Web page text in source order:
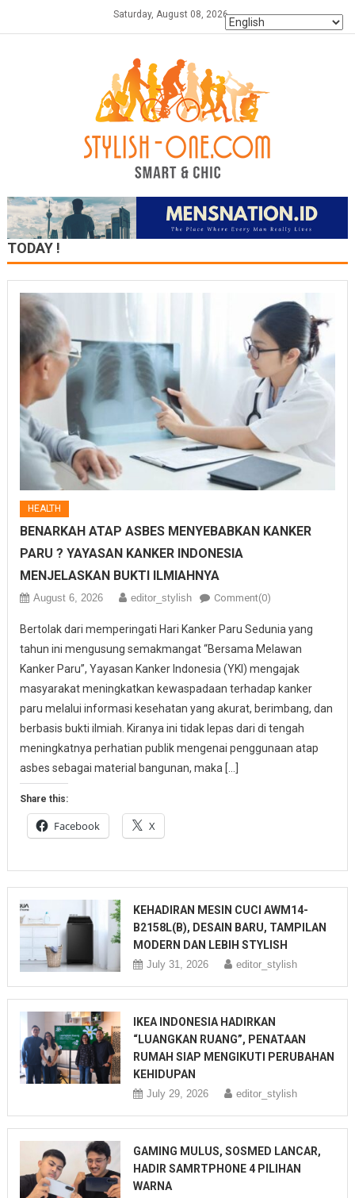
Saturday, August 08, 2026
TODAY !
HEALTH
BENARKAH ATAP ASBES MENYEBABKAN KANKER
PARU ? YAYASAN KANKER INDONESIA
MENJELASKAN BUKTI ILMIAHNYA
August 6, 2026 editor_stylish Comment(0)
Bertolak dari memperingati Hari Kanker Paru Sedunia yang
tahun ini mengusung semakmangat “Bersama Melawan
Kanker Paru”, Yayasan Kanker Indonesia (YKI) mengajak
masyarakat meningkatkan kewaspadaan terhadap kanker
paru melalui informasi kesehatan yang akurat, berimbang, dan
berbasis bukti ilmiah. Kiranya ini tidak lepas dari di tengah
meningkatnya perhatian publik mengenai penggunaan atap
asbes sebagai material bangunan, maka […]
Share this:
Facebook X
KEHADIRAN MESIN CUCI AWM14-
B2158L(B), DESAIN BARU, TAMPILAN
MODERN DAN LEBIH STYLISH
July 31, 2026 editor_stylish
IKEA INDONESIA HADIRKAN
“LUANGKAN RUANG”, PENATAAN
RUMAH SIAP MENGIKUTI PERUBAHAN
KEHIDUPAN
July 29, 2026 editor_stylish
GAMING MULUS, SOSMED LANCAR,
HADIR SAMRTPHONE 4 PILIHAN
WARNA